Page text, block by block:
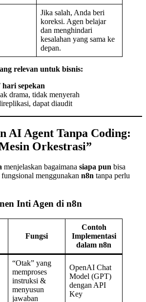
Jika salah, Anda beri
koreksi. Agen belajar
dan menghindari
kesalahan yang sama ke
depan.
relevan untuk bisnis:
sepekan
drama, tidak menyerah
dapat diaudit
AI Agent Tanpa Coding:
Orkestrasi”
menjelaskan bagaimana siapa pun bisa
menggunakan n8n tanpa perlu
Inti Agen di n8n
Fungsi
Contoh
Implementasi
dalam n8n
“Otak” yang
memproses
instruksi &
menyusun
jawaban
OpenAI Chat
Model (GPT)
dengan API
Key